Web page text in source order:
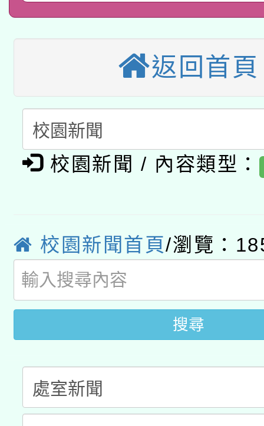
動」
開 智慧啟航」
本校115學年度第2次
招甄選結果公告(無人
適應運動共學行動站研
本館辦理115年度閱讀
暨閱讀推動專業研習
科技賦能─人工智慧
礎課程
A3數位素養講師名單
「數位內容與教學軟
業技術研究院辦理「
用水績優單位及節水達
115年8月22日(星期六
桃園市孔廟祈福系列
開 智慧啟航」
2026年桃園地景藝術
返回首頁
校園新聞 / 內容類型：
校園新聞首頁/瀏覽：
搜尋